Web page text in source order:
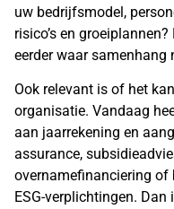
uw bedrijfsmodel,
risico’s en
eerder waar samenhang
Ook relevant is of het
organisatie. Vandaag
aan jaarrekening en
assurance,
overnamefinanciering of
ESG-verplichtingen.